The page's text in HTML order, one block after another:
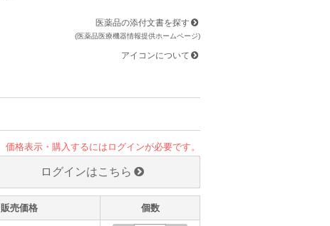
医薬品の添付文書を探す
(医薬品医療機器情報提供ホームページ)
アイコンについて
価格表示・購入するにはログインが必要です。
ログインはこちら
販売価格 個数